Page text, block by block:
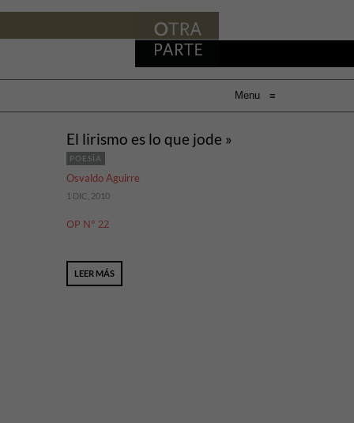
Menu ≡
El lirismo es lo que jode »
POESÍA
Osvaldo Aguirre
1 DIC, 2010
OP N° 22
LEER MÁS